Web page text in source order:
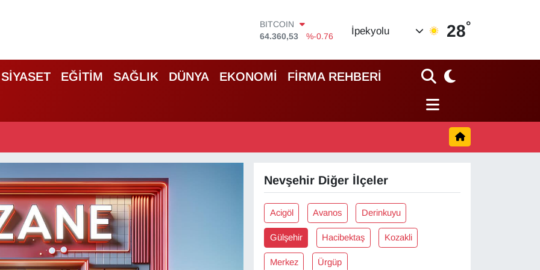
BITCOIN
64.360,53
%-0.76
47,7069
%0.17
EURO
55,0265
%0.01
GRAM ALTIN
İpekyolu 28°
SİYASET EĞİTİM SAĞLIK DÜNYA EKONOMİ FİRMA REHBERİ
Nevşehir Diğer İlçeler
Acigöl Avanos Derinkuyu
Gülşehir Hacibektaş Kozakli
Merkez Ürgüp